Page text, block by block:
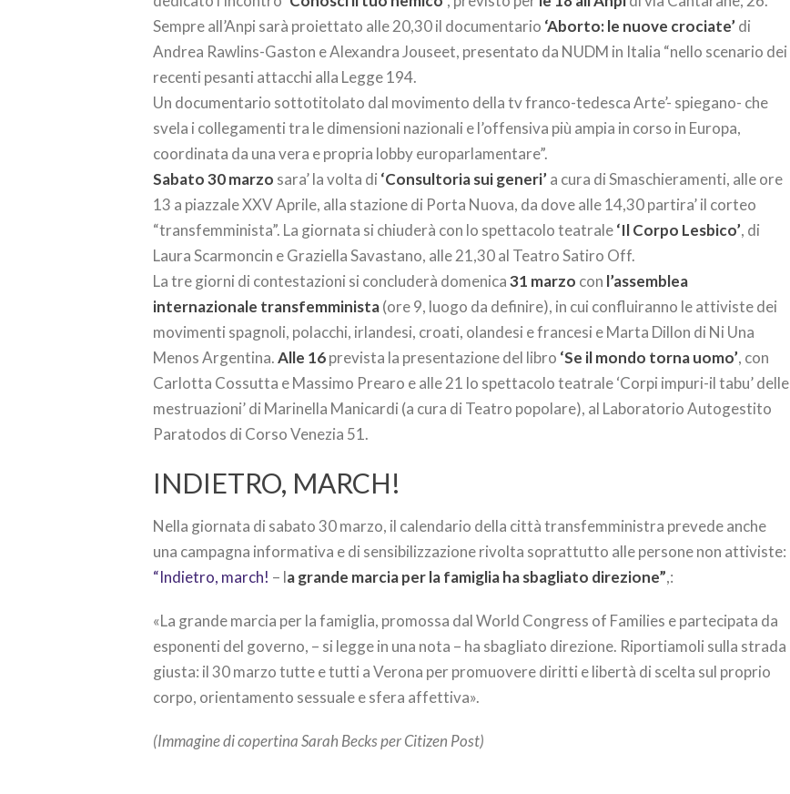
Sempre all’Anpi sarà proiettato alle 20,30 il documentario ‘Aborto: le nuove crociate’ di
Andrea Rawlins-Gaston e Alexandra Jouseet, presentato da NUDM in Italia “nello scenario dei
recenti pesanti attacchi alla Legge 194.
Un documentario sottotitolato dal movimento della tv franco-tedesca Arte’- spiegano- che
svela i collegamenti tra le dimensioni nazionali e l’offensiva più ampia in corso in Europa,
coordinata da una vera e propria lobby europarlamentare”.
Sabato 30 marzo sara’ la volta di ‘Consultoria sui generi’ a cura di Smaschieramenti, alle ore
13 a piazzale XXV Aprile, alla stazione di Porta Nuova, da dove alle 14,30 partira’ il corteo
“transfemminista”. La giornata si chiuderà con lo spettacolo teatrale‘Il Corpo Lesbico’, di
Laura Scarmoncin e Graziella Savastano, alle 21,30 al Teatro Satiro Off.
La tre giorni di contestazioni si concluderà domenica31 marzo con l’assemblea
internazionale transfemminista(ore 9, luogo da definire), in cui confluiranno le attiviste dei
movimenti spagnoli, polacchi, irlandesi, croati, olandesi e francesi e Marta Dillon di Ni Una
Menos Argentina.Alle 16prevista la presentazione del libro ‘Se il mondo torna uomo’, con
Carlotta Cossutta e Massimo Prearo e alle 21 lo spettacolo teatrale ‘Corpi impuri-il tabu’ delle
mestruazioni’ di Marinella Manicardi (a cura di Teatro popolare), al Laboratorio Autogestito
Paratodos di Corso Venezia 51.
INDIETRO, MARCH!
Nella giornata di sabato 30 marzo, il calendario della città transfemministra prevede anche
una campagna informativa e di sensibilizzazione rivolta soprattutto alle persone non attiviste:
“Indietro, march! – la grande marcia per la famiglia ha sbagliato direzione”,:
«La grande marcia per la famiglia, promossa dal World Congress of Families e partecipata da
esponenti del governo, – si legge in una nota – ha sbagliato direzione. Riportiamoli sulla strada
giusta: il 30 marzo tutte e tutti a Verona per promuovere diritti e libertà di scelta sul proprio
corpo, orientamento sessuale e sfera affettiva».
(Immagine di copertina Sarah Becks per Citizen Post)